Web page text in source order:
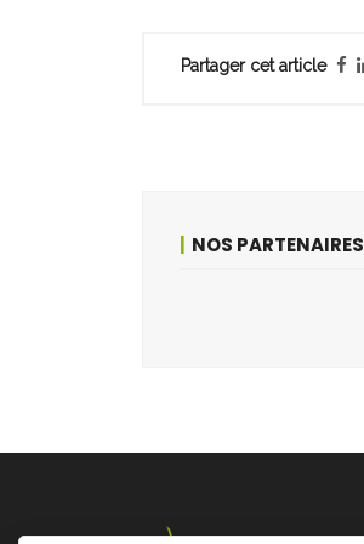
Partager cet article
NOS PARTENAIRES